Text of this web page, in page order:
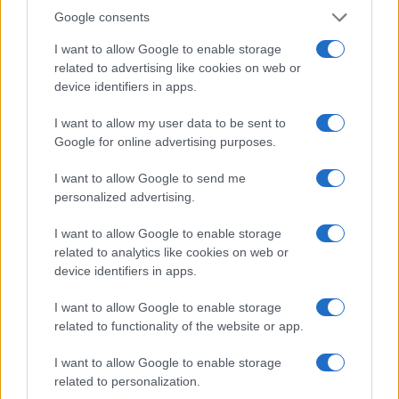
Google consents
I want to allow Google to enable storage
related to advertising like cookies on web or
device identifiers in apps.
I want to allow my user data to be sent to
Google for online advertising purposes.
I want to allow Google to send me
personalized advertising.
I want to allow Google to enable storage
related to analytics like cookies on web or
device identifiers in apps.
I want to allow Google to enable storage
related to functionality of the website or app.
I want to allow Google to enable storage
related to personalization.
delitti si occupa la Congregazione per la Dottrina
della Fede che “a norma dell’art. 52 della
Costituzione Apostolica Pastor Bonus, giudica, ai
sensi dell’art. 2, i delitti contro la fede” e “previo
mandato del Romano Pontefice” “ha il diritto di
giudicare i Padri Cardinali, i Patriarchi, i Legati
della Sede Apostolica, i Vescovi, nonché le altre
persone fisiche”. In dettaglio, il delitto di scisma
viene definito nel diritto canonico come “il rifiuto
della sottomissione al Sommo Pontefice o della
comunione con i membri della Chiesa a lui
In altri termini, si tratta di negare il primato Papa